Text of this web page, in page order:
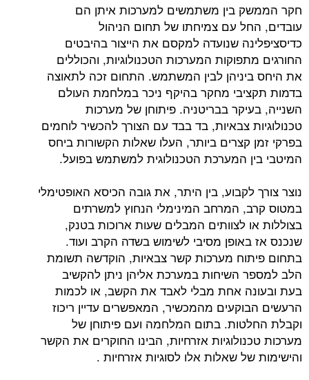
בין משתמשים למערכות איתן הם
עם צמיחתו של תחום הניהול
שנועדה למקסם את הייצור בהיבטים
המערכות הטכנולוגיות, והכוללים
לבין המשתמש. התחום זכה לתאוצה
מחקר בהיקף ניכר במלחמת העולם
בבריטניה. פיתוחן של מערכות
צבאיות, בד בבד עם הצורך להכשיר לוחמים
קצרים ביותר, העלו שאלות הקשורות ביחס
המערכת הטכנולוגית למשתמש בפועל.
לקבוע, בין היתר, את גובה הכיסא האופטימלי
המרחב המינימלי הנחוץ למשרתים
לצוותים המבלים שעות ארוכות בטנק,
מסיבי לשימוש בשדה הקרב ועוד.
מערכות קשר צבאיות, הוקדשה תשומת
השיחות במערכת אליהן ניתן להקשיב
אחת מבלי לאבד את הקשב, או לכמות
מהמכשיר, המאפשרים עדיין ריכוז
בתום המלחמה ועם פיתוחן של
אזרחיות, הבינו החוקרים את הקשר
שאלות אלו לסוגיות אזרחיות .